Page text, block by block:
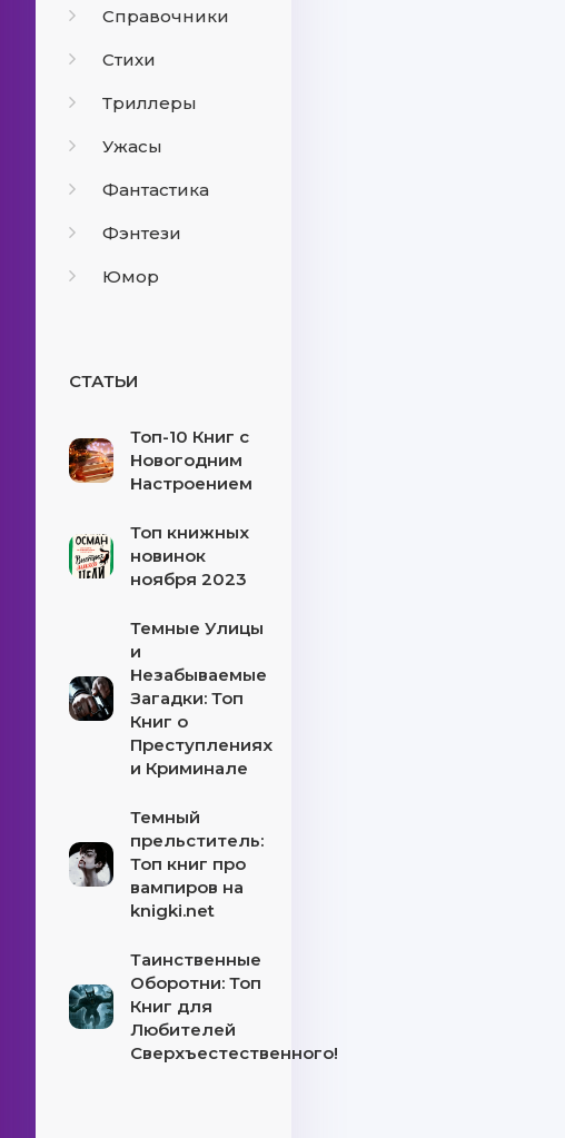
Справочники
Стихи
Триллеры
Ужасы
Фантастика
Фэнтези
Юмор
СТАТЬИ
Топ-10 Книг с
Новогодним
Настроением
Топ книжных
новинок
ноября 2023
Темные Улицы
и
Незабываемые
Загадки: Топ
Книг о
Преступлениях
и Криминале
Темный
прельститель:
Топ книг про
вампиров на
knigki.net
Таинственные
Оборотни: Топ
Книг для
Любителей
Сверхъестественного!